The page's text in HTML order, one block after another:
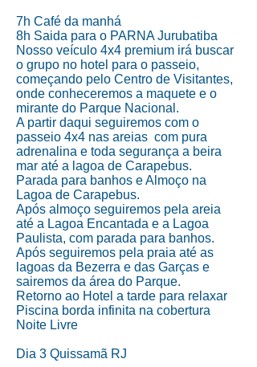
7h Café da manhá
8h Saida para o PARNA Jurubatiba
Nosso veículo 4x4 premium irá buscar
o grupo no hotel para o passeio,
começando pelo Centro de Visitantes,
onde conheceremos a maquete e o
mirante do Parque Nacional.
A partir daqui seguiremos com o
passeio 4x4 nas areias com pura
adrenalina e toda segurança a beira
mar até a lagoa de Carapebus.
Parada para banhos e Almoço na
Lagoa de Carapebus.
Após almoço seguiremos pela areia
até a Lagoa Encantada e a Lagoa
Paulista, com parada para banhos.
Após seguiremos pela praia até as
lagoas da Bezerra e das Garças e
sairemos da área do Parque.
Retorno ao Hotel a tarde para relaxar
Piscina borda infinita na cobertura
Noite Livre
Dia 3 Quissamã RJ